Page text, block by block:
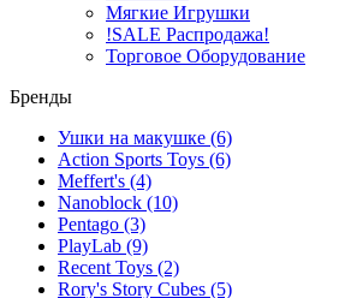
Мягкие Игрушки
!SALE Распродажа!
Торговое Оборудование
Бренды
Ушки на макушке (6)
Action Sports Toys (6)
Meffert's (4)
Nanoblock (10)
Pentago (3)
PlayLab (9)
Recent Toys (2)
Rory's Story Cubes (5)